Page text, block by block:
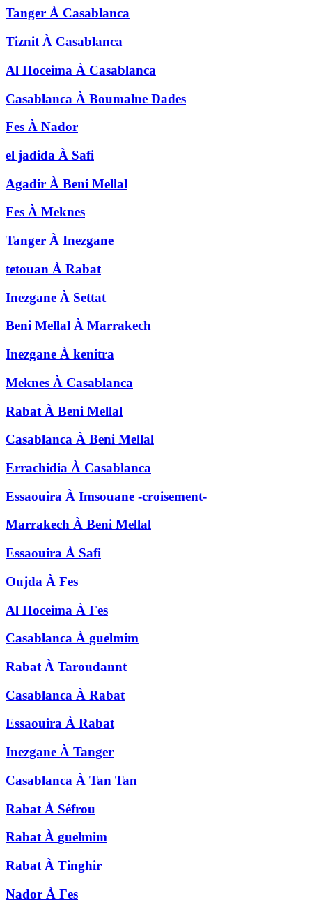
Tanger À Casablanca
Tiznit À Casablanca
Al Hoceima À Casablanca
Casablanca À Boumalne Dades
Fes À Nador
el jadida À Safi
Agadir À Beni Mellal
Fes À Meknes
Tanger À Inezgane
tetouan À Rabat
Inezgane À Settat
Beni Mellal À Marrakech
Inezgane À kenitra
Meknes À Casablanca
Rabat À Beni Mellal
Casablanca À Beni Mellal
Errachidia À Casablanca
Essaouira À Imsouane -croisement-
Marrakech À Beni Mellal
Essaouira À Safi
Oujda À Fes
Al Hoceima À Fes
Casablanca À guelmim
Rabat À Taroudannt
Casablanca À Rabat
Essaouira À Rabat
Inezgane À Tanger
Casablanca À Tan Tan
Rabat À Séfrou
Rabat À guelmim
Rabat À Tinghir
Nador À Fes